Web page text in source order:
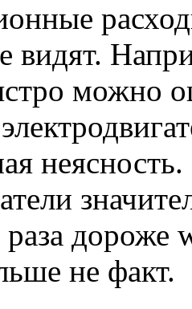
видят.
можно
раза
не факт.